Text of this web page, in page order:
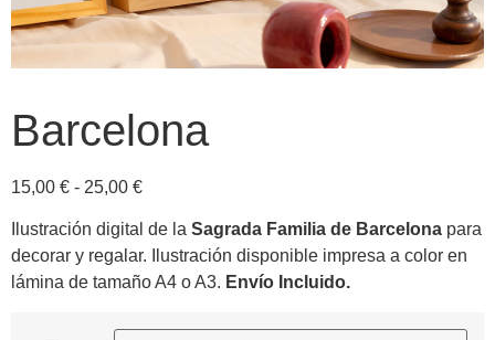
Barcelona
15,00 € - 25,00 €
Ilustración digital de la Sagrada Familia de Barcelona para
decorar y regalar. Ilustración disponible impresa a color en
lámina de tamaño A4 o A3. Envío Incluido.